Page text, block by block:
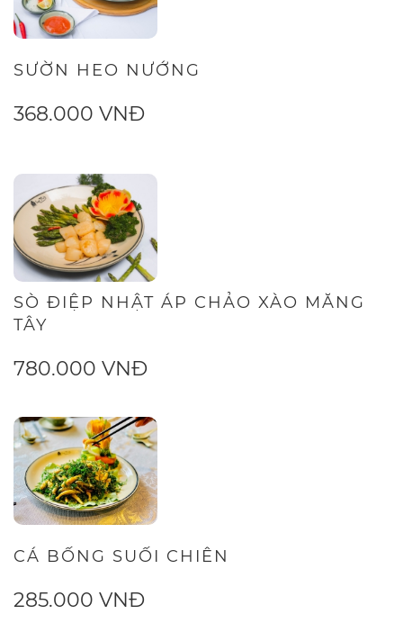
SƯỜN HEO NƯỚNG
368.000 VNĐ
SÒ ĐIỆP NHẬT ÁP CHẢO XÀO MĂNG
TÂY
780.000 VNĐ
CÁ BỐNG SUỐI CHIÊN
285.000 VNĐ